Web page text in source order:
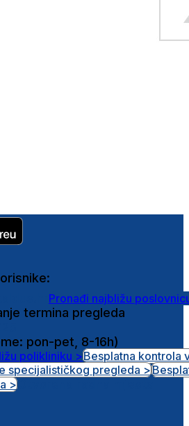
Pronađi najbližu
termina pregleda
pon-pet, 8-16h)
polikliniku >Besplatna kontrola
specijalističkog pregleda >
>